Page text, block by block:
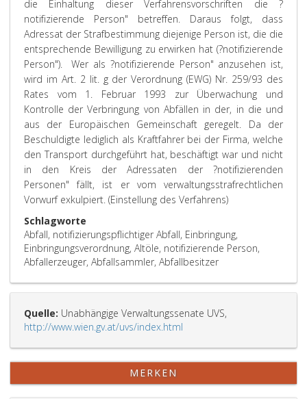
die Einhaltung dieser Verfahrensvorschriften die ?
notifizierende Person" betreffen. Daraus folgt, dass
Adressat der Strafbestimmung diejenige Person ist, die die
entsprechende Bewilligung zu erwirken hat (?notifizierende
Person"). Wer als ?notifizierende Person" anzusehen ist,
wird im Art. 2 lit. g der Verordnung (EWG) Nr. 259/93 des
Rates vom 1. Februar 1993 zur Überwachung und
Kontrolle der Verbringung von Abfällen in der, in die und
aus der Europäischen Gemeinschaft geregelt. Da der
Beschuldigte lediglich als Kraftfahrer bei der Firma, welche
den Transport durchgeführt hat, beschäftigt war und nicht
in den Kreis der Adressaten der ?notifizierenden
Personen" fällt, ist er vom verwaltungsstrafrechtlichen
Vorwurf exkulpiert. (Einstellung des Verfahrens)
Schlagworte
Abfall, notifizierungspflichtiger Abfall, Einbringung,
Einbringungsverordnung, Altöle, notifizierende Person,
Abfallerzeuger, Abfallsammler, Abfallbesitzer
Quelle: Unabhängige Verwaltungssenate UVS,
http://www.wien.gv.at/uvs/index.html
MERKEN